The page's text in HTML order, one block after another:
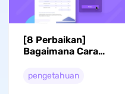
[8 Perbaikan]
Bagaimana Cara
Pencarian PDF yang
pengetahuan